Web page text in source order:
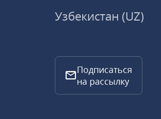
Узбекистан (UZ)
Подписаться
на рассылку